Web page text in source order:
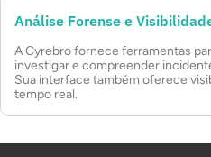
Análise Forense e
A Cyrebro fornece ferramentas
investigar e compreender
Sua interface também oferece
tempo real.